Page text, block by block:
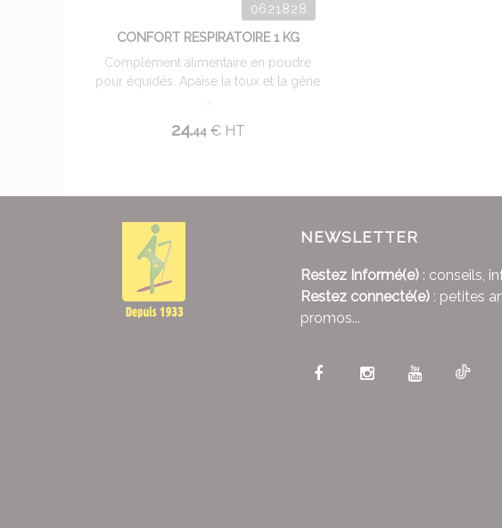
0621828
CONFORT RESPIRATOIRE 1 KG
Complément alimentaire en poudre
pour équidés. Apaise la toux et la gêne
24.44 €HT
NEWSLETTER
Restez Informé(e) : conseils,
Restez connecté(e) : petites
promos...